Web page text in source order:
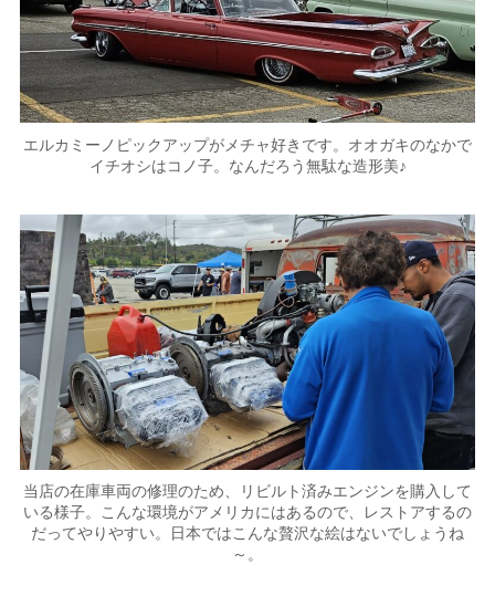
エルカミーノピックアップがメチャ好きです。オオガキのなかで
イチオシはコノ子。なんだろう無駄な造形美♪
当店の在庫車両の修理のため、リビルト済みエンジンを購入して
いる様子。こんな環境がアメリカにはあるので、レストアするの
だってやりやすい。日本ではこんな贅沢な絵はないでしょうね
～。